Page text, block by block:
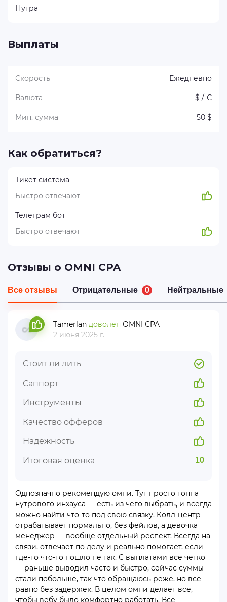
Нутра
Выплаты
Скорость Ежедневно
Валюта $ / €
Мин. сумма 50 $
Как обратиться?
Тикет система
Быстро отвечают
Телеграм бот
Быстро отвечают
Отзывы о OMNI CPA
Все отзывы Отрицательные 0 Нейтральные
Tamerlan доволен OMNI CPA
2 июня 2025 г.
Стоит ли лить
Саппорт
Инструменты
Качество офферов
Надежность
Итоговая оценка
10
Однозначно рекомендую омни. Тут просто тонна
нутрового инхауса — есть из чего выбрать, и всегда
можно найти что-то под свою связку. Колл-центр
отрабатывает нормально, без фейлов, а девочка
менеджер — вообще отдельный респект. Всегда на
связи, отвечает по делу и реально помогает, если
где-то что-то пошло не так. С выплатами все четко
— раньше выводил часто и быстро, сейчас суммы
стали побольше, так что обращаюсь реже, но всё
равно без задержек. В целом омни делает все,
чтобы вебу было комфортно работать. Все